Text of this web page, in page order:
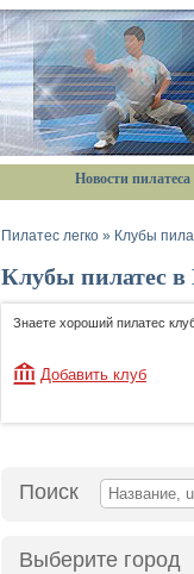
Новости пилатеса
Пилатес легко » Клубы
Клубы пилатес в
Знаете хороший пилатес
Добавить клуб
Поиск
Выберите город